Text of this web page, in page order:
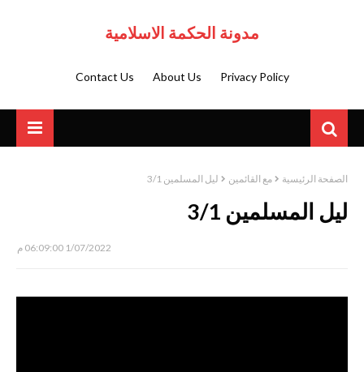
مدونة الحكمة الاسلامية
Privacy Policy
About Us
Contact Us
الصفحة الرئيسية مع القائمين ليل المسلمين 3/1
ليل المسلمين 3/1
1/07/2022 06:09:00 م